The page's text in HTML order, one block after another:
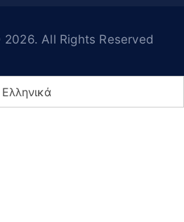
All Rights Reserved
Ελληνικά